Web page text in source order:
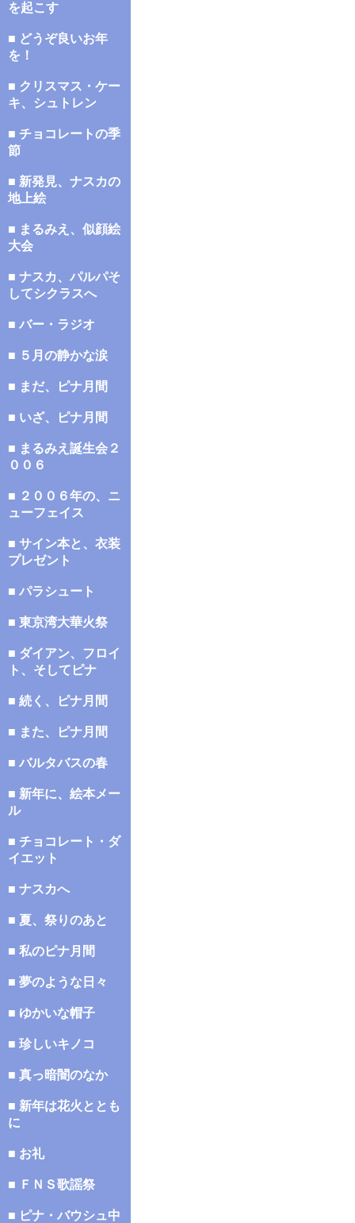
を起こす
■ どうぞ良いお年
を！
■ クリスマス・ケー
キ、シュトレン
■ チョコレートの季
節
■ 新発見、ナスカの
地上絵
■ まるみえ、似顔絵
大会
■ ナスカ、パルパそ
してシクラスへ
■ バー・ラジオ
■ ５月の静かな涙
■ まだ、ピナ月間
■ いざ、ピナ月間
■ まるみえ誕生会２
００６
■ ２００６年の、ニ
ューフェイス
■ サイン本と、衣装
プレゼント
■ パラシュート
■ 東京湾大華火祭
■ ダイアン、フロイ
ト、そしてピナ
■ 続く、ピナ月間
■ また、ピナ月間
■ バルタバスの春
■ 新年に、絵本メー
ル
■ チョコレート・ダ
イエット
■ ナスカへ
■ 夏、祭りのあと
■ 私のピナ月間
■ 夢のような日々
■ ゆかいな帽子
■ 珍しいキノコ
■ 真っ暗闇のなか
■ 新年は花火ととも
に
■ お礼
■ ＦＮＳ歌謡祭
■ ピナ・バウシュ中